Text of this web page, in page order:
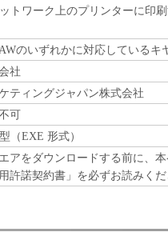
、明示たると黙示たる
ます。
ヤノンの子会社、キ
販売代理店または販
ェア」の使用または
害（逸失利益および
損害を含むがこれら
言います。）について
ン、キヤノンの子会
トワーク上のプリンターに印
のいずれかに対応しているキ
社
ティングジャパン株式会社
可
（EXE 形式）
アをダウンロードする前に、
許諾契約書」を必ずお読みく